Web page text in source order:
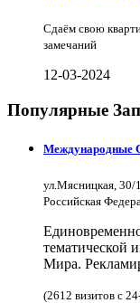
Сдаём свою
замечаний
12-03-2024
Популярные
Международные
ул.Мясницкая, 30/
Российская
тематической
Мира.
(2612 визитов с